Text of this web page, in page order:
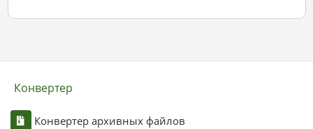
Конвертер
Конвертер архивных файлов